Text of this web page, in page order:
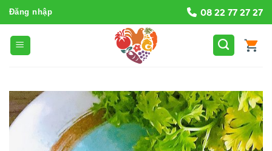
Bỏ
qua
nội
dung
Đăng nhập 08 22 77 27 27